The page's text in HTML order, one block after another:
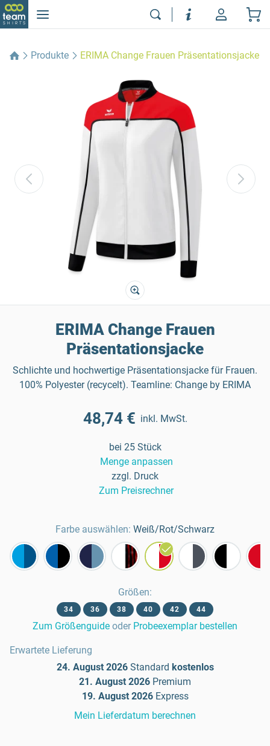
Produkte ERIMA Change Frauen Präsentationsjacke
ERIMA Change Frauen
Präsentationsjacke
Schlichte und hochwertige Präsentationsjacke für Frauen.
100% Polyester (recycelt). Teamline: Change by ERIMA
48,74 € inkl. MwSt.
bei 25 Stück
Menge anpassen
zzgl. Druck
Zum Preisrechner
Farbe auswählen: Weiß/Rot/Schwarz
Größen:
34 36 38 40 42 44
Zum Größenguide oder Probeexemplar bestellen
Erwartete Lieferung
24. August 2026 Standard kostenlos
21. August 2026 Premium
19. August 2026 Express
Mein Lieferdatum berechnen